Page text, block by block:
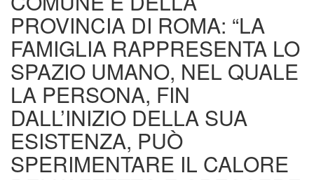
PROVINCIA DI ROMA: “LA
FAMIGLIA RAPPRESENTA LO
SPAZIO UMANO, NEL QUALE
LA PERSONA, FIN
DALL’INIZIO DELLA SUA
ESISTENZA, PUÒ
SPERIMENTARE IL CALORE